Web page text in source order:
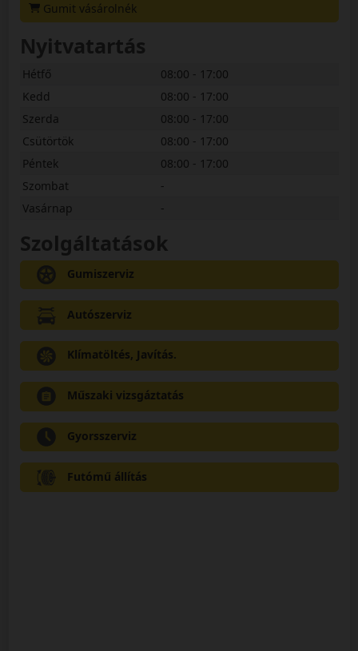
Gumit vásárolnék
Nyitvatartás
Hétfő
08:00 - 17:00
Kedd
08:00 - 17:00
Szerda
08:00 - 17:00
Csütörtök
08:00 - 17:00
Péntek
08:00 - 17:00
Szombat
-
Vasárnap
-
Szolgáltatások
Gumiszerviz
Autószerviz
Klímatöltés, Javítás.
Műszaki vizsgáztatás
Gyorsszerviz
Futómű állítás